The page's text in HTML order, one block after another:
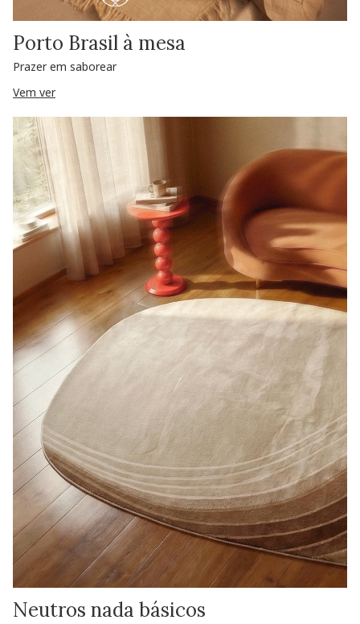
Porto Brasil à mesa
Prazer em saborear
Vem ver
Neutros nada básicos